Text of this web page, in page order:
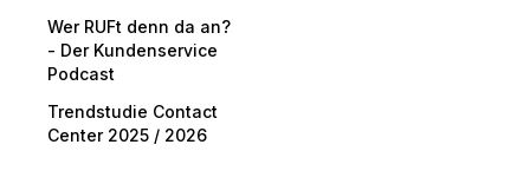
Wer RUFt denn da an?
- Der Kundenservice
Podcast
Trendstudie Contact
Center 2025 / 2026